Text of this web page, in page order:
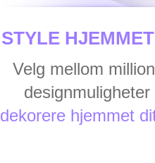
STYLE
Velg mellom
designmuligheter
dekorere hjemmet